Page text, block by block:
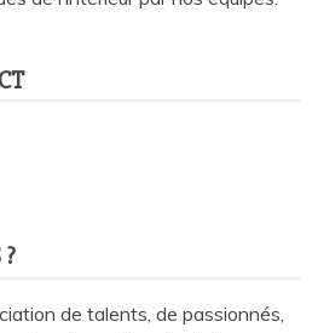
de talents, de passionnés,